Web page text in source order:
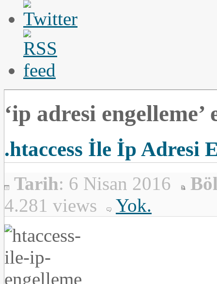
‘ip adresi
.htaccess İle İp Adresi
Tarih: 6 Nisan 2016
4.281 views
Yok.